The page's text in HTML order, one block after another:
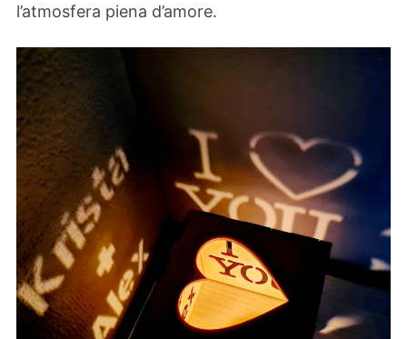
l’atmosfera piena d’amore.